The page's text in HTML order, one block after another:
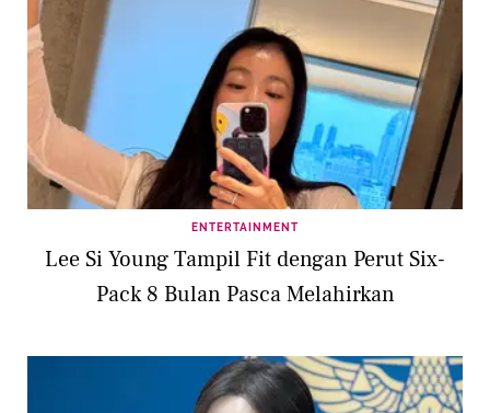
ENTERTAINMENT
Lee Si Young Tampil Fit dengan Perut Six-
Pack 8 Bulan Pasca Melahirkan